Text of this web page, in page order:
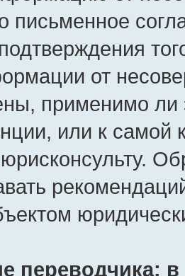
письменное
от
применимо ли
или к самой
переводчика: